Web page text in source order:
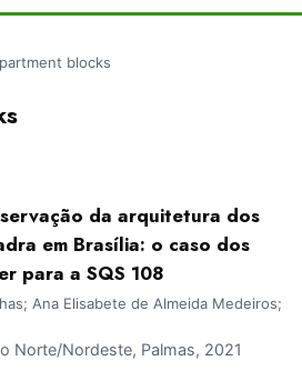
blocks
da arquitetura dos
em Brasília: o caso dos
para a SQS 108
Ana Elisabete de Almeida Medeiros;
Norte/Nordeste, Palmas, 2021